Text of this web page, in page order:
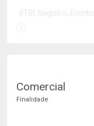
Comercial
Finalidade